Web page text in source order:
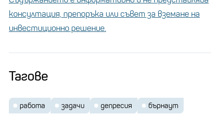
консултация, препоръка или съвет за вземане на
инвестиционно решение.
Тагове
работа задачи депресия бърнаут